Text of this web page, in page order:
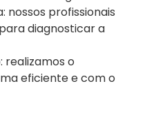
nossos profissionais
diagnosticar a
realizamos o
eficiente e com o